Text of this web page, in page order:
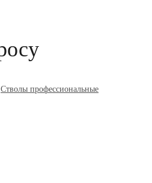
Стволы профессиональные